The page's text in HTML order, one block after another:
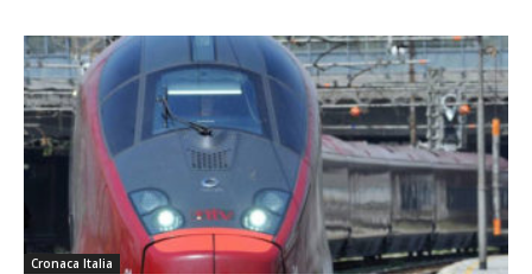
Cronaca Italia